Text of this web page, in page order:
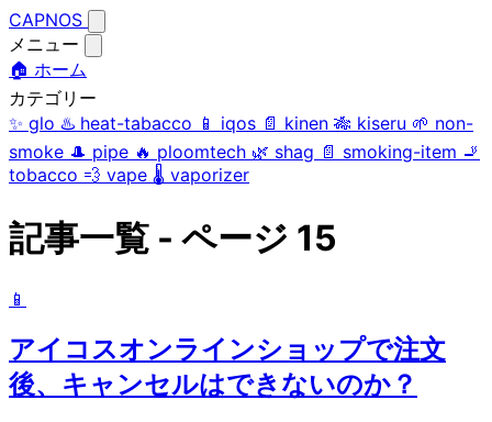
CAPNOS
メニュー
🏠 ホーム
カテゴリー
✨ glo ♨️ heat-tabacco 📱 iqos 📄 kinen 🎋 kiseru 🌱 non-
smoke 🎩 pipe 🔥 ploomtech 🌿 shag 📄 smoking-item 🚬
tobacco 💨 vape 🌡️ vaporizer
記事一覧 - ページ 15
📱
アイコスオンラインショップで注文
後、キャンセルはできないのか？